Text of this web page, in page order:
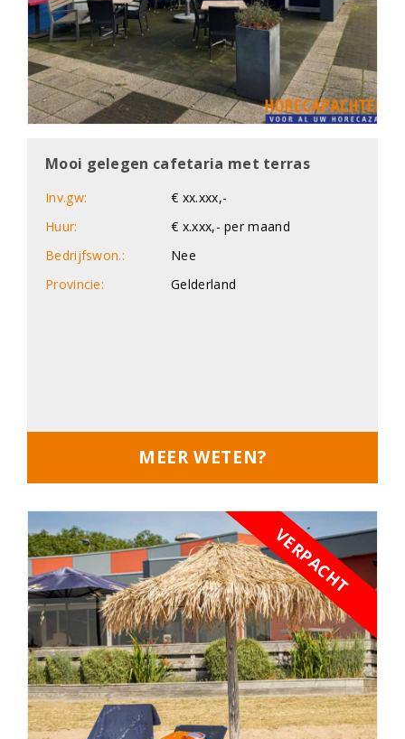
Mooi gelegen cafetaria met terras
Inv.gw:
€ xx.xxx,-
Huur:
€ x.xxx,- per maand
Bedrijfswon.:
Nee
Provincie:
Gelderland
MEER WETEN?
VERPACHT